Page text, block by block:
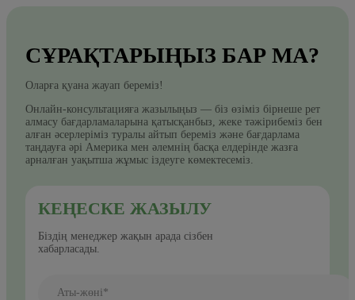
СҰРАҚТАРЫҢЫЗ БАР МА?
Оларға қуана жауап береміз!
Онлайн-консультацияға жазылыңыз — біз өзіміз бірнеше рет
алмасу бағдарламаларына қатысқанбыз, жеке тәжірибеміз бен
алған әсерлеріміз туралы айтып береміз және бағдарлама
таңдауға әрі Америка мен әлемнің басқа елдерінде жазға
арналған уақытша жұмыс іздеуге көмектесеміз.
КЕҢЕСКЕ ЖАЗЫЛУ
Біздің менеджер жақын арада сізбен
хабарласады.
Аты-жөні*